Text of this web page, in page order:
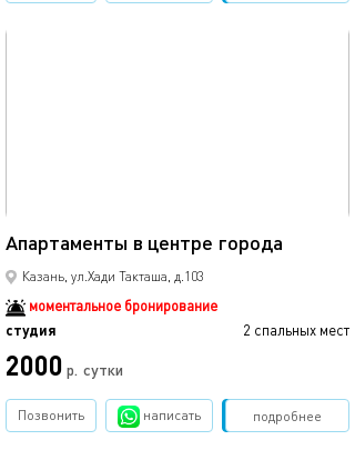
Апартаменты в центре города
Казань, ул.Хади Такташа, д.103
моментальное бронирование
студия
2 спальных мест
2000 р. сутки
подробнее
Позвонить написать Забронировать